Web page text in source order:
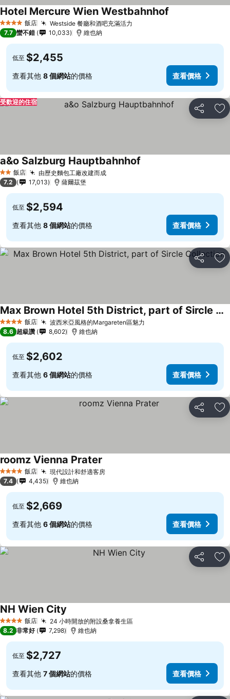
4 星級 飯店 Westside 餐廳和酒吧充滿活力
Hotel Mercure Wien Westbahnhof
7.7 蠻不錯 10,033 維也納
低至 $2,455
查看其他 8 個網站的價格 查看價格
分享 加
受歡迎的住宿
2 星級飯店 由歷史麵包工廠改建而成
a&o Salzburg Hauptbahnhof
7.2 17,013 薩爾茲堡
低至 $2,594
查看其他 8 個網站的價格 查看價格
分享 加
4 星級 飯店 波西米亞風格的Margareten區魅力
Max Brown Hotel 5th District, part of Sircle Collection
8.6 超級讚 8,602 維也納
低至 $2,602
查看其他 6 個網站的價格 查看價格
分享 加
4 星級 飯店 現代設計和舒適客房
roomz Vienna Prater
7.4 4,435 維也納
低至 $2,669
查看其他 6 個網站的價格 查看價格
分享 加
4 星級 飯店 24 小時開放的附設桑拿養生區
NH Wien City
8.2 非常好 7,298 維也納
低至 $2,727
查看其他 7 個網站的價格 查看價格